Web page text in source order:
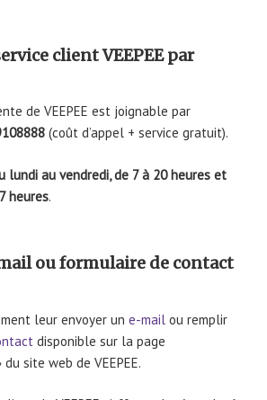
client VEEPEE par
de VEEPEE est joignable par
(coût d’appel + service gratuit).
lundi au vendredi, de 7 à 20 heures et
heures.
ou formulaire de contact
leur envoyer un e-mail ou remplir
disponible sur la page
site web de VEEPEE.